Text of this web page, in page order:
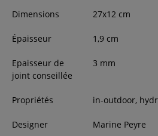
Dimensions 27x12cm
Épaisseur 1,9cm
Epaisseur de
joint conseillée
3 mm
Propriétés in-outdoor,
Designer Marine Peyre